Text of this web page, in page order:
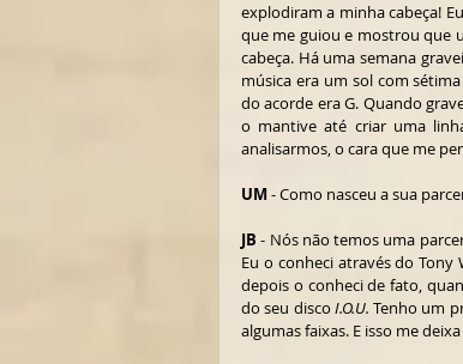
explodiram a minha cabeça!
que me guiou e mostrou que
cabeça. Há uma semana
música era um sol com
do acorde era G. Quando
o mantive até criar uma
analisarmos, o cara que me
UM - Como nasceu a sua
JB - Nós não temos uma
Eu o conheci através do
depois o conheci de fato,
do seu disco I.O.U. Tenho um
algumas faixas. E isso me